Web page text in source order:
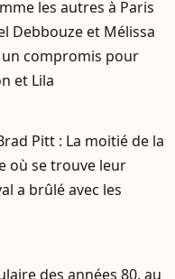
les autres à Paris
Debbouze et Mélissa
compromis pour
et Lila
Pitt : La moitié de la
où se trouve leur
a brûlé avec les
des années 80, au